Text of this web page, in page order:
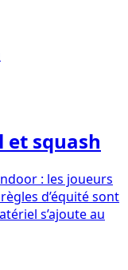
squash
: les joueurs
d’équité sont
s’ajoute au